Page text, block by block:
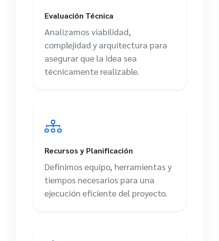
Evaluación Técnica
Analizamos viabilidad,
complejidad y arquitectura para
asegurar que la idea sea
técnicamente realizable.
Recursos y Planificación
Definimos equipo, herramientas y
tiempos necesarios para una
ejecución eficiente del proyecto.